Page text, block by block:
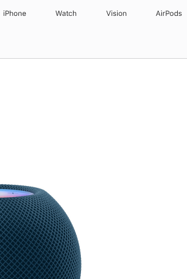
iPhone Watch Vision AirPods